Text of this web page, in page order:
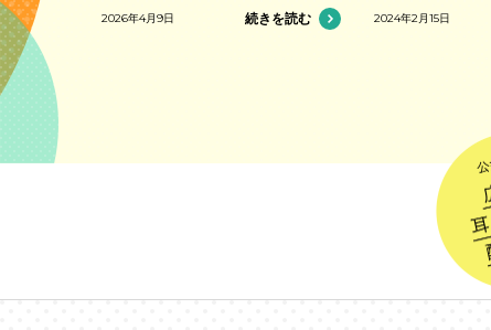
2026年4月9日 続きを読む 2024年2月15日